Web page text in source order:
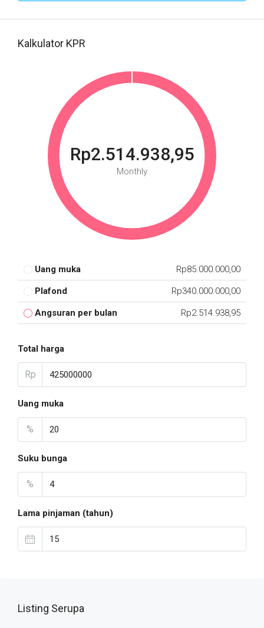
Kalkulator KPR
Rp2.514.938,95
Monthly
Uang muka Rp85.000.000,00
Plafond Rp340.000.000,00
Angsuran per bulan Rp2.514.938,95
Total harga
Rp
Uang muka
%
Suku bunga
%
Lama pinjaman (tahun)
Listing Serupa